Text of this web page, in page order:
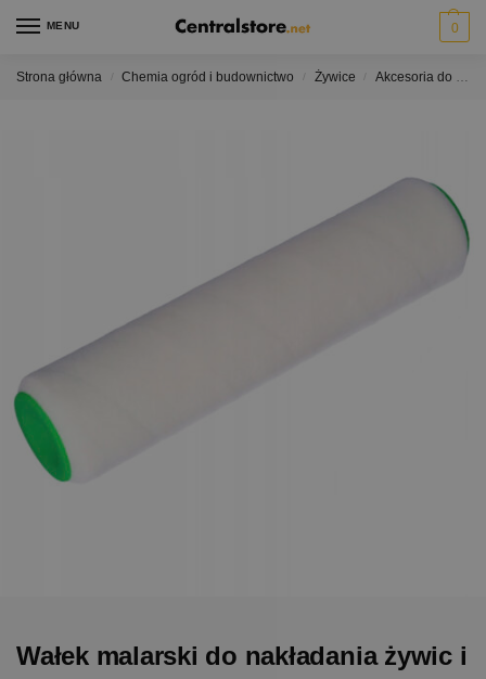
MENU 0
Strona główna Chemia ogród i budownictwo Żywice Akcesoria do żywic
Wałek malarski do nakładania żywic i